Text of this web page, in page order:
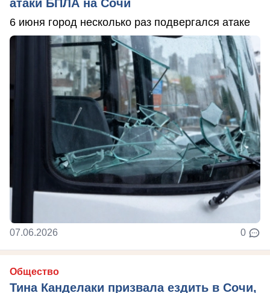
атаки БПЛА на Сочи
6 июня город несколько раз подвергался атаке
07.06.2026 0
Общество
Тина Канделаки призвала ездить в Сочи,